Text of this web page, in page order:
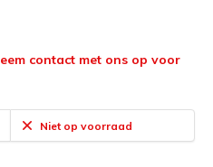
contact met ons op voor
Niet op voorraad